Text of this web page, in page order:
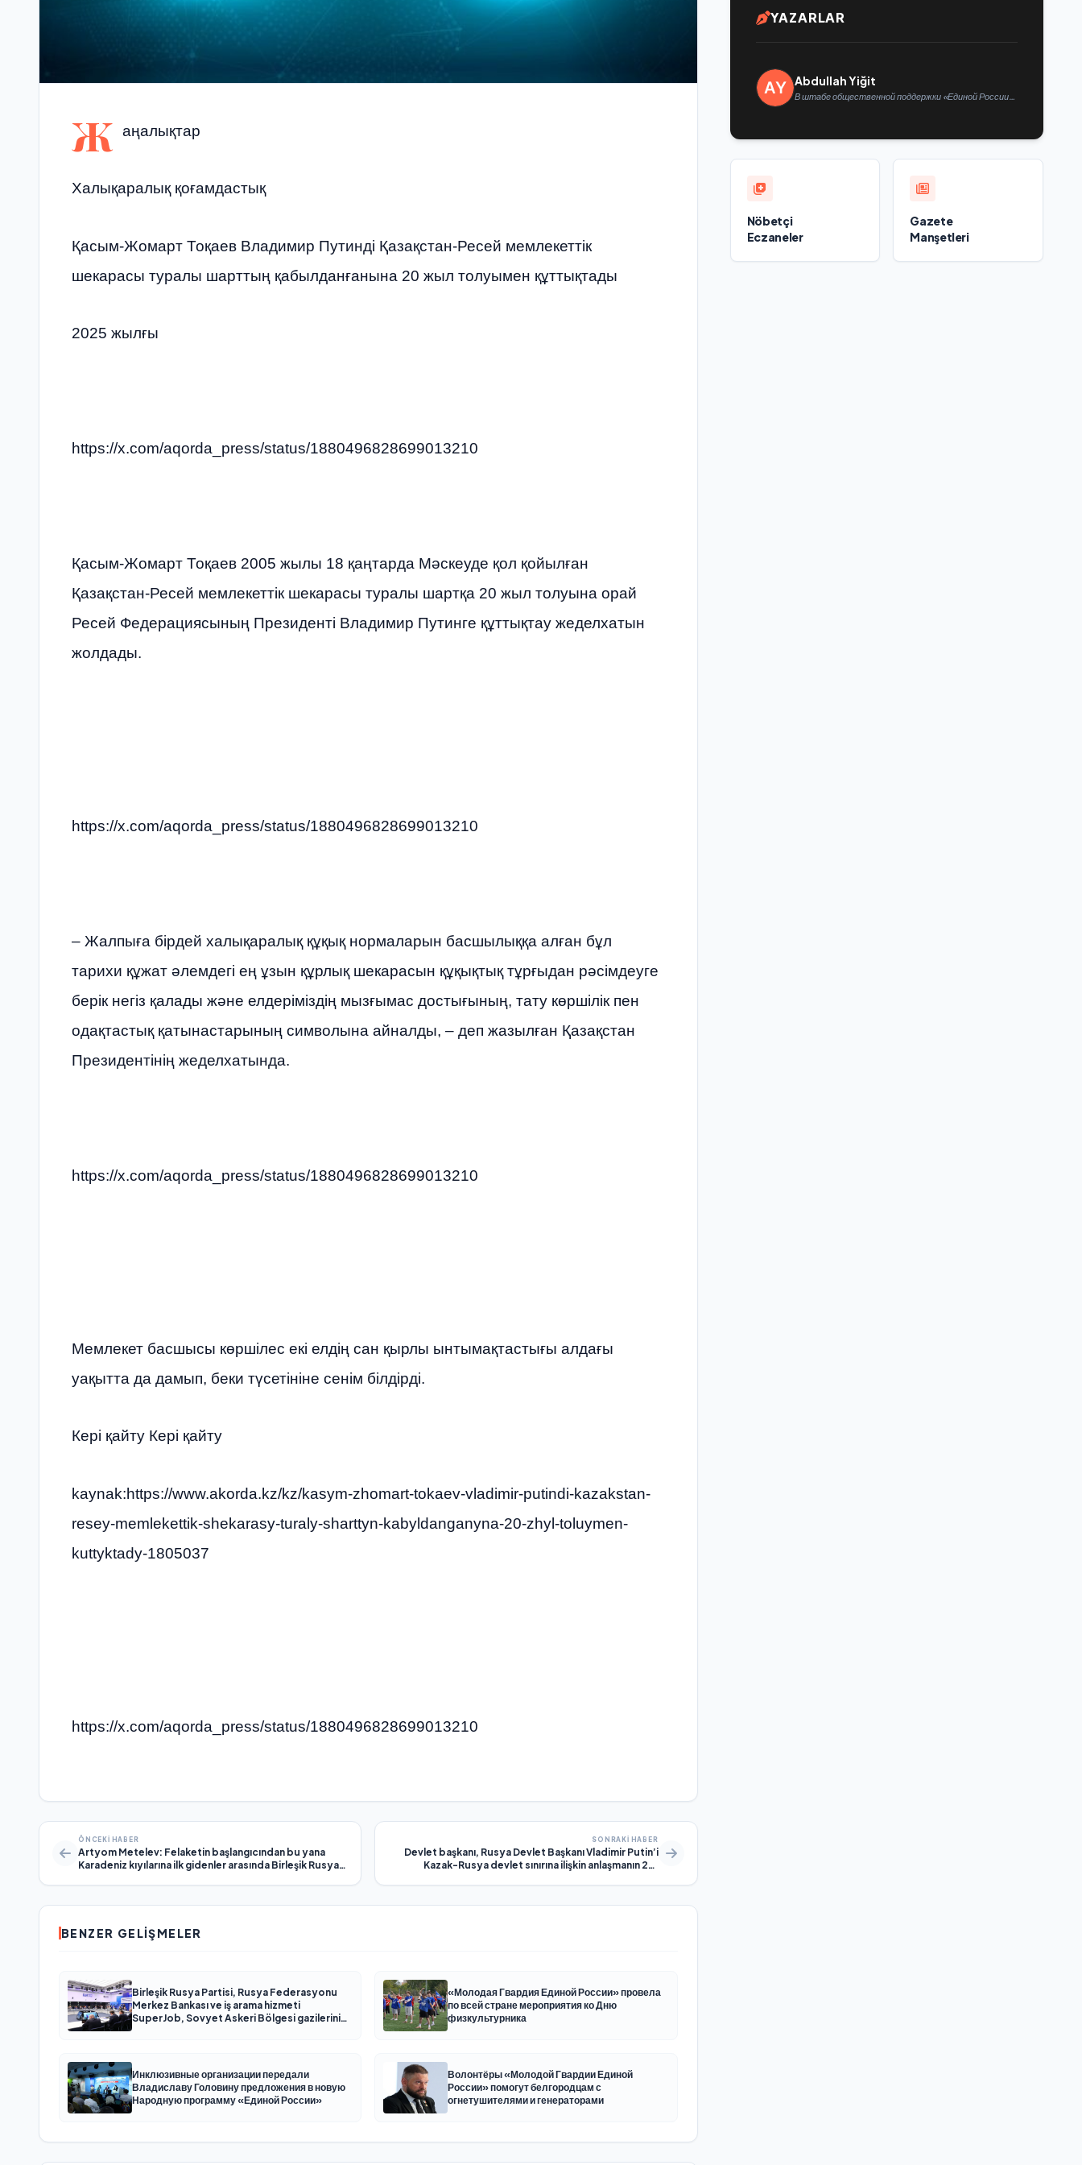
Ж аңалықтар
Халықаралық қоғамдастық
Қасым-Жомарт Тоқаев Владимир Путинді Қазақстан-Ресей мемлекеттік
шекарасы туралы шарттың қабылданғанына 20 жыл толуымен құттықтады
2025 жылғы
https://x.com/aqorda_press/status/1880496828699013210
Қасым-Жомарт Тоқаев 2005 жылы 18 қаңтарда Мәскеуде қол қойылған
Қазақстан-Ресей мемлекеттік шекарасы туралы шартқа 20 жыл толуына орай
Ресей Федерациясының Президенті Владимир Путинге құттықтау жеделхатын
жолдады.
https://x.com/aqorda_press/status/1880496828699013210
– Жалпыға бірдей халықаралық құқық нормаларын басшылыққа алған бұл
тарихи құжат әлемдегі ең ұзын құрлық шекарасын құқықтық тұрғыдан рәсімдеуге
берік негіз қалады және елдеріміздің мызғымас достығының, тату көршілік пен
одақтастық қатынастарының символына айналды, – деп жазылған Қазақстан
Президентінің жеделхатында.
https://x.com/aqorda_press/status/1880496828699013210
Мемлекет басшысы көршілес екі елдің сан қырлы ынтымақтастығы алдағы
уақытта да дамып, беки түсетініне сенім білдірді.
Кері қайту Кері қайту
kaynak:https://www.akorda.kz/kz/kasym-zhomart-tokaev-vladimir-putindi-kazakstan-
resey-memlekettik-shekarasy-turaly-sharttyn-kabyldanganyna-20-zhyl-toluymen-
kuttyktady-1805037
https://x.com/aqorda_press/status/1880496828699013210
ÖNCEKI HABER
Artyom Metelev: Felaketin başlangıcından bu yana
Karadeniz kıyılarına ilk gidenler arasında Birleşik Rusya
SONRAKI HABER
Devlet başkanı, Rusya Devlet Başkanı Vladimir Putin’i
Kazak-Rusya devlet sınırına ilişkin anlaşmanın 20.
BENZER GELIŞMELER
Birleşik Rusya Partisi, Rusya Federasyonu
Merkez Bankası ve iş arama hizmeti
SuperJob, Sovyet Askeri Bölgesi gazilerinin
«Молодая Гвардия Единой России» провела
по всей стране мероприятия ко Дню
физкультурника
Инклюзивные организации передали
Владиславу Головину предложения в новую
Народную программу «Единой России»
Волонтёры «Молодой Гвардии Единой
России» помогут белгородцам с
огнетушителями и генераторами
YAZARLAR
Abdullah Yiğit
В штабе общественной поддержки «Единой России»
Nöbetçi
Eczaneler
Gazete
Manşetleri